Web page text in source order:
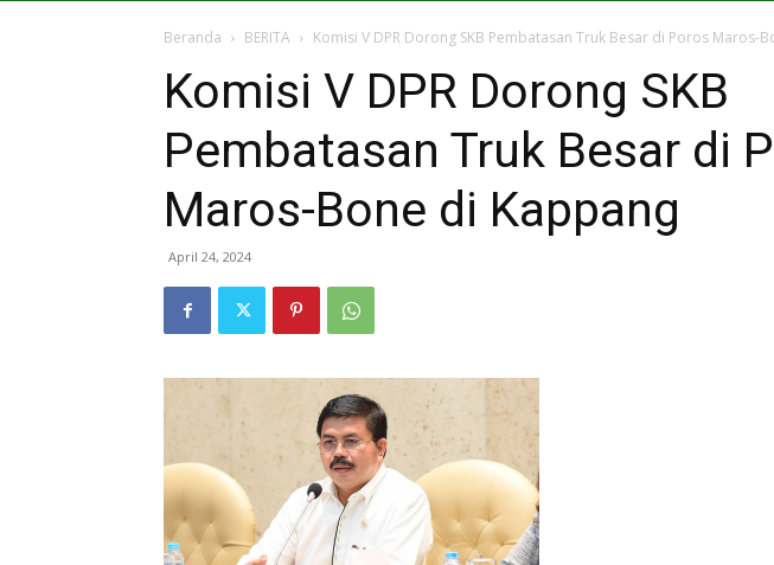
Beranda BERITA Komisi V DPR Dorong SKB Pembatasan Truk Besar di Poros Maros-
Komisi V DPR Dorong SKB
Pembatasan Truk Besar di
Maros-Bone di Kappang
April 24, 2024